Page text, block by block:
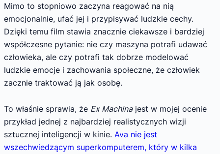
Mimo to stopniowo zaczyna reagować na nią
emocjonalnie, ufać jej i przypisywać ludzkie cechy.
Dzięki temu film stawia znacznie ciekawsze i bardziej
współczesne pytanie: nie czy maszyna potrafi udawać
człowieka, ale czy potrafi tak dobrze modelować
ludzkie emocje i zachowania społeczne, że człowiek
zacznie traktować ją jak osobę.
To właśnie sprawia, że Ex Machinajest w mojej ocenie
przykład jednej z najbardziej realistycznych wizji
sztucznej inteligencji w kinie. Ava nie jest
wszechwiedzącym superkomputerem, który w kilka